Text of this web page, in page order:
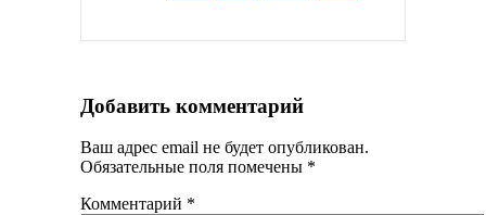
Добавить комментарий
Ваш адрес email не будет опубликован.
Обязательные поля помечены *
Комментарий *